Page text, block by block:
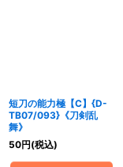
短刀の能力極【C】{D-
TB07/093}《刀剣乱
舞》
50円(税込)